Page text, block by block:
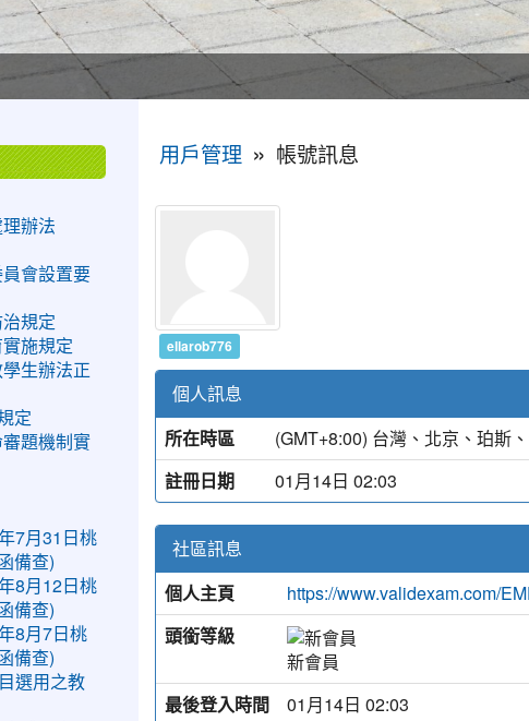
中廊
中廊
用戶管理 » 帳號訊息
ellarob776
個人訊息
所在時區
(GMT+8:00) 台灣、北京、珀斯
註冊日期
01月14日 02:03
社區訊息
個人主頁
https://www.validexam.com/
頭銜等級
新會員
最後登入時間
01月14日 02:03
理辦法
員會設置要
治規定
實施規定
學生辦法正
定
審題機制實
7月31日桃
備查)
8月12日桃
備查)
8月7日桃
備查)
選用之教